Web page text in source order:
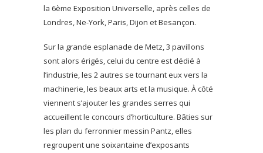
la 6ème Exposition Universelle, après celles de
Londres, Ne-York, Paris, Dijon et Besançon.
Sur la grande esplanade de Metz, 3 pavillons
sont alors érigés, celui du centre est dédié à
l’industrie, les 2 autres se tournant eux vers la
machinerie, les beaux arts et la musique. À côté
viennent s’ajouter les grandes serres qui
accueillent le concours d’horticulture. Bâties sur
les plan du ferronnier messin Pantz, elles
regroupent une soixantaine d’exposants